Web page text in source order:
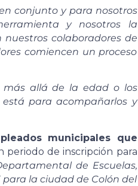
conjunto y para nosotros
y nosotros la
colaboradores de
comiencen un proceso
más allá de la edad o los
para acompañarlos y
municipales que
periodo de inscripción para
de Escuelas,
la ciudad de Colón del